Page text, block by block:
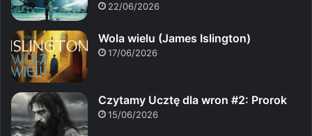
22/06/2026
Wola wielu (James Islington)
17/06/2026
Czytamy Ucztę dla wron #2: Prorok
15/06/2026